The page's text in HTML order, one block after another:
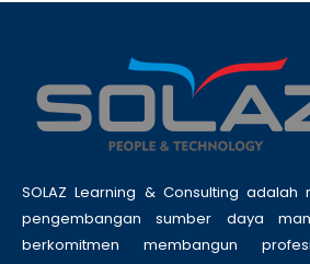
SOLAZ Learning & Consulting
pengembangan sumber daya
berkomitmen membangun